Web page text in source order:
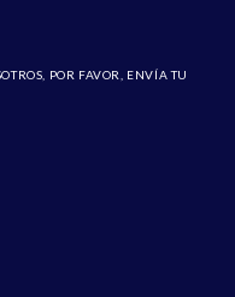
POR FAVOR, ENVÍA TU